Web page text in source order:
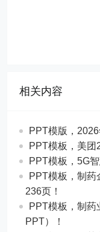
相关内容
PPT模版，
PPT模板，美团
PPT模板，5G
PPT模板，制药
236页！
PPT模板，制药
PPT）！